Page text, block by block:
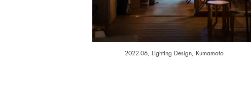
2022-06, Lighting Design, Kumamoto